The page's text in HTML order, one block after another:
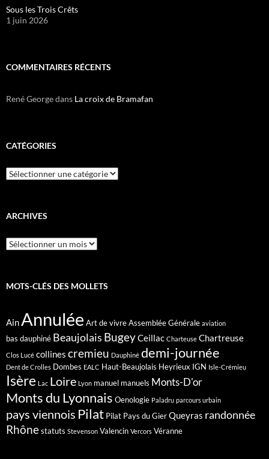
Sous les Trois Crêts
1 juin 2026
COMMENTAIRES RÉCENTS
René Georgedans La croix de Bramafan
CATÉGORIES
Catégories
ARCHIVES
Archives
MOTS-CLÉS DES MOLLETS
Ain Annulée Art de vivreAssemblée Générale aviation
bas dauphiné Beaujolais BugeyCeillac Charteuse Chartreuse
Clos Lucé collines cremieu Dauphiné demi-journée
Dent de Crolles Dombes EALC Haut-Beaujolais Heyrieux IGN Isle-Crémieu
Isère Lac Loire Lyon manuel manuels Monts-D'or
Monts du Lyonnais Oenologie Paladru parcours urbain
pays viennois Pilat Pilat Pays du GierQueyras randonnée
Rhônestatuts Stevenson Valencin Vercors Véranne